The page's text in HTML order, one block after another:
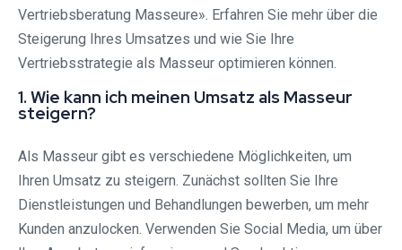
Vertriebsberatung Masseure». Erfahren Sie mehr über die
Steigerung Ihres Umsatzes und wie Sie Ihre
Vertriebsstrategie als Masseur optimieren können.
1. Wie kann ich meinen Umsatz als Masseur
steigern?
Als Masseur gibt es verschiedene Möglichkeiten, um
Ihren Umsatz zu steigern. Zunächst sollten Sie Ihre
Dienstleistungen und Behandlungen bewerben, um mehr
Kunden anzulocken. Verwenden Sie Social Media, um über